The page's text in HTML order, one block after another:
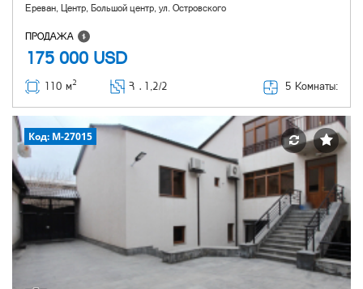
Ереван, Центр, Большой центр, ул. Островского
ПРОДАЖА
175 000 USD
110 м2 Հ ․ 1,2/2 5 Комнаты:
Код: M-27015